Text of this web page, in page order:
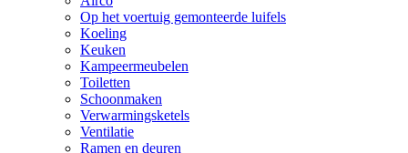
Op het voertuig gemonteerde luifels
Koeling
Keuken
Kampeermeubelen
Toiletten
Schoonmaken
Verwarmingsketels
Ventilatie
Ramen en deuren